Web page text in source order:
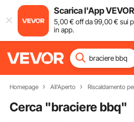
Scarica l'App VEVOR
5,00€ off da99,00€ sui
in app.
Homepage All'Aperto Riscaldamento
Cerca "braciere bbq"